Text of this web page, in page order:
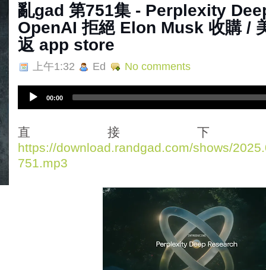
亂‌‌‌gad‌‌‌ ‌‌‌‌‌第751集 - Perplexity
OpenAI 拒絕 Elon Musk 收購 /
返 app store
上午1:32 Ed No comments
i
o
P
l
00:00
直接
https://download.randgad.com/shows/
751.mp3